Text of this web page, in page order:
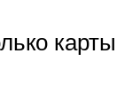
карты